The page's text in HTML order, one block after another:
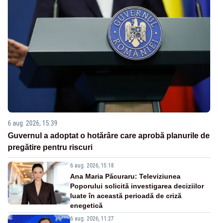
6 aug. 2026, 15:39
Guvernul a adoptat o hotărâre care aprobă planurile de
pregătire pentru riscuri
6 aug. 2026, 15:18
Ana Maria Păcuraru: Televiziunea
Poporului solicită investigarea deciziilor
luate în această perioadă de criză
enegetică
6 aug. 2026, 11:27